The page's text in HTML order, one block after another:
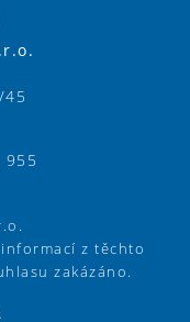
45
z těchto
zakázáno.